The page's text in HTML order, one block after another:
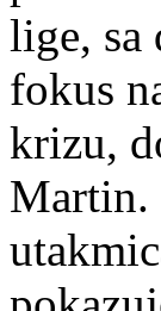
lige, sa
fokus
krizu,
Martin.